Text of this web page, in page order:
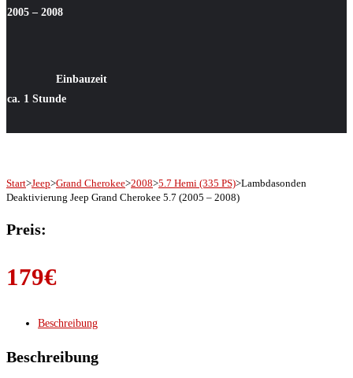
2005 – 2008
Einbauzeit
ca. 1 Stunde
Start>Jeep>Grand Cherokee>2008>5.7 Hemi (335 PS)>Lambdasonden
Deaktivierung Jeep Grand Cherokee 5.7 (2005 – 2008)
Preis:
179€
Beschreibung
Beschreibung